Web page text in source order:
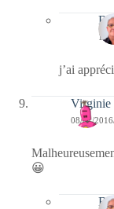
12/
j’ai
Virginie
08/01/
😀